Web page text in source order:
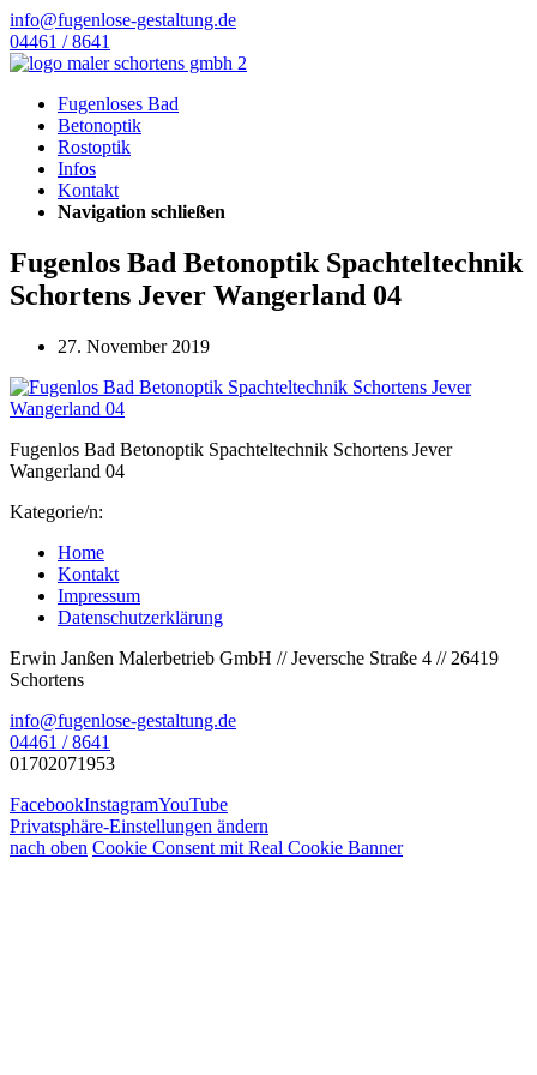
info@fugenlose-gestaltung.de
04461 / 8641
Fugenloses Bad
Betonoptik
Rostoptik
Infos
Kontakt
Navigation schließen
Fugenlos Bad Betonoptik Spachteltechnik
Schortens Jever Wangerland 04
27. November 2019
Fugenlos Bad Betonoptik Spachteltechnik Schortens Jever
Wangerland 04
Kategorie/n:
Home
Kontakt
Impressum
Datenschutzerklärung
Erwin Janßen Malerbetrieb GmbH // Jeversche Straße 4 // 26419
Schortens
info@fugenlose-gestaltung.de
04461 / 8641
01702071953
FacebookInstagramYouTube
Privatsphäre-Einstellungen ändern
nach oben Cookie Consent mit Real Cookie Banner